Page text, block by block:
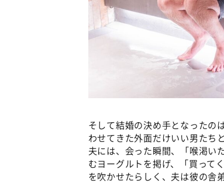
そして結婚の決め手となったの
わせてきた外面だけいい男たち
夫には、会った瞬間、「喉渇い
むヨーグルトを掲げ、「買って
を吹かせたらしく、夫は彼の舎